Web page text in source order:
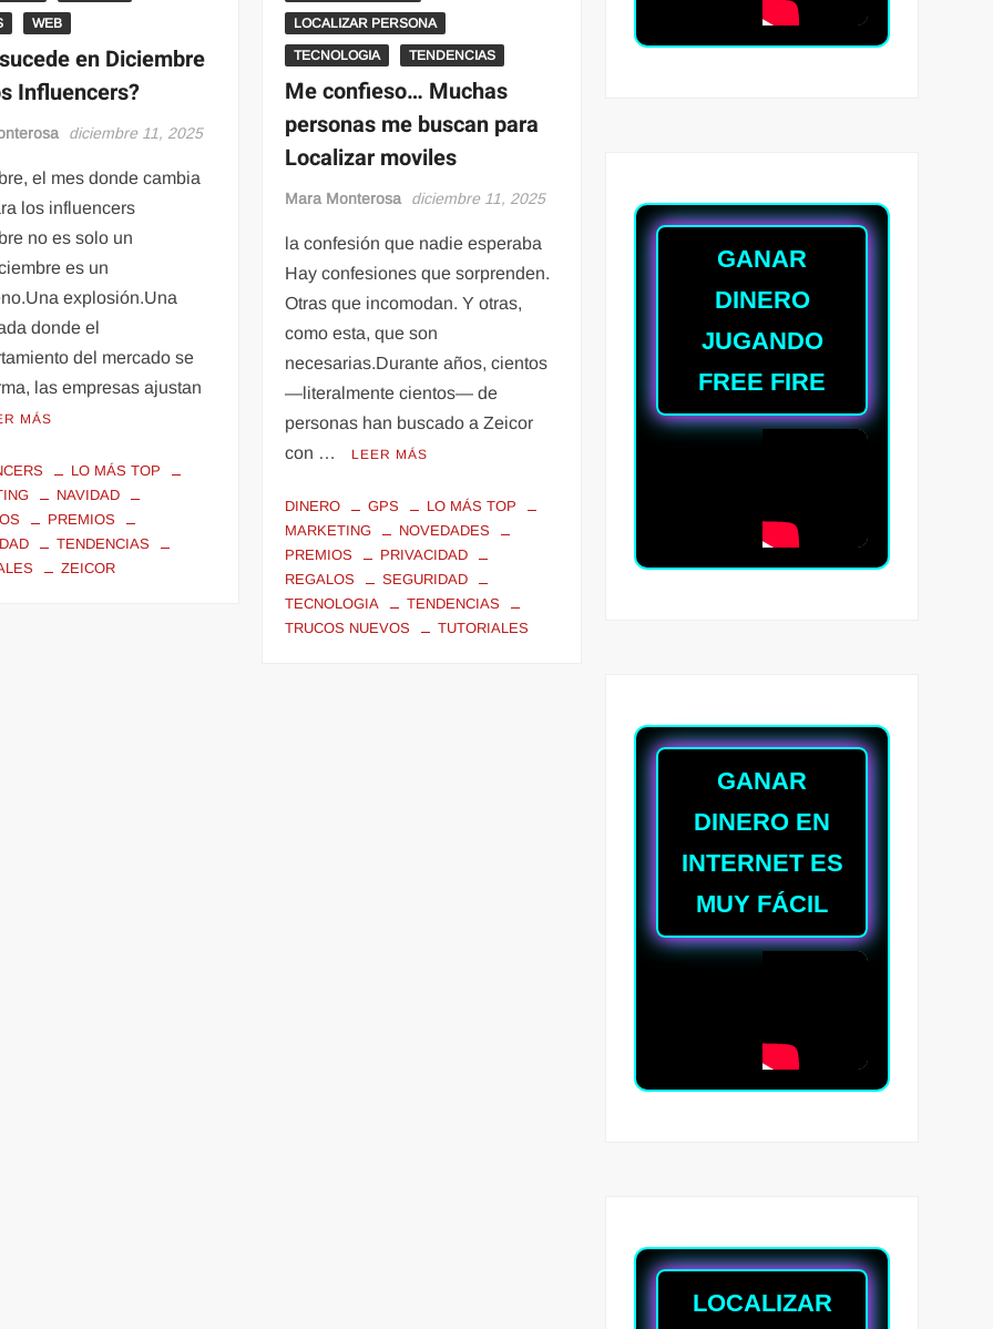
WEB
en Diciembre
Influencers?
diciembre 11, 2025
el mes donde cambia
los influencers
no es solo un
es un
explosión.Una
donde el
del mercado se
las empresas ajustan
MÁS
LO MÁS TOP
NAVIDAD
PREMIOS
TENDENCIAS
ZEICOR
LOCALIZAR PERSONA
TECNOLOGIA TENDENCIAS
Me confieso… Muchas
personas me buscan para
Localizar moviles
Mara Monterosa diciembre 11, 2025
la confesión que nadie esperaba
Hay confesiones que sorprenden.
Otras que incomodan. Y otras,
como esta, que son
necesarias.Durante años, cientos
—literalmente cientos— de
personas han buscado a Zeicor
con …
LEER MÁS
DINERO GPS
LO MÁS TOP
MARKETING
NOVEDADES
PREMIOS
PRIVACIDAD
REGALOS
SEGURIDAD
TECNOLOGIA
TENDENCIAS
TRUCOS NUEVOS
TUTORIALES
GANAR
DINERO
JUGANDO
FREE FIRE
GANAR
DINERO EN
INTERNET ES
MUY FÁCIL
LOCALIZAR